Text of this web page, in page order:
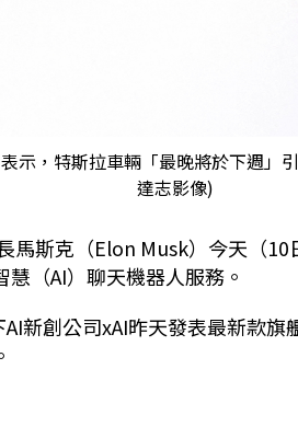
示，特斯拉車輛「最晚將於下週」
達志影像)
馬斯克（Elon Musk）今天（
慧（AI）聊天機器人服務。
新創公司xAI昨天發表最新款